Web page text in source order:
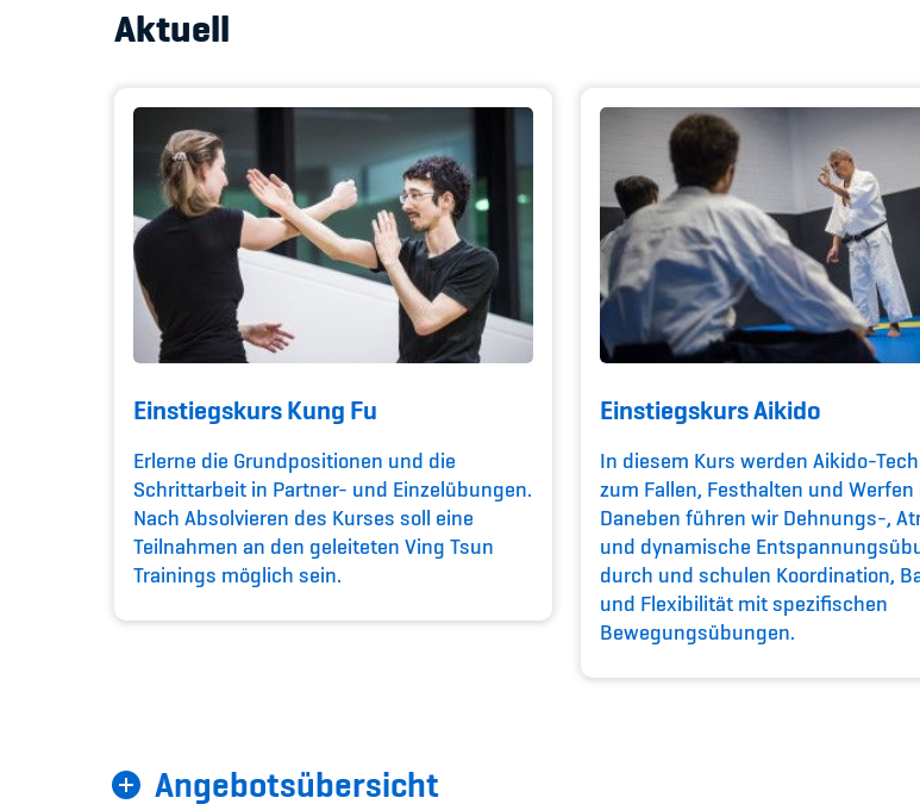
Aktuell
Einstiegskurs Kung Fu
Erlerne die Grundpositionen und die
Schrittarbeit in Partner- und Einzelübungen.
Nach Absolvieren des Kurses soll eine
Teilnahmen an den geleiteten Ving Tsun
Trainings möglich sein.
Einstiegskurs Aikido
In diesem Kurs werden Aikido-
zum Fallen, Festhalten und Werfen
Daneben führen wir Dehnungs-,
und dynamische
durch und schulen Koordination,
und Flexibilität mit spezifischen
Bewegungsübungen.
Angebotsübersicht